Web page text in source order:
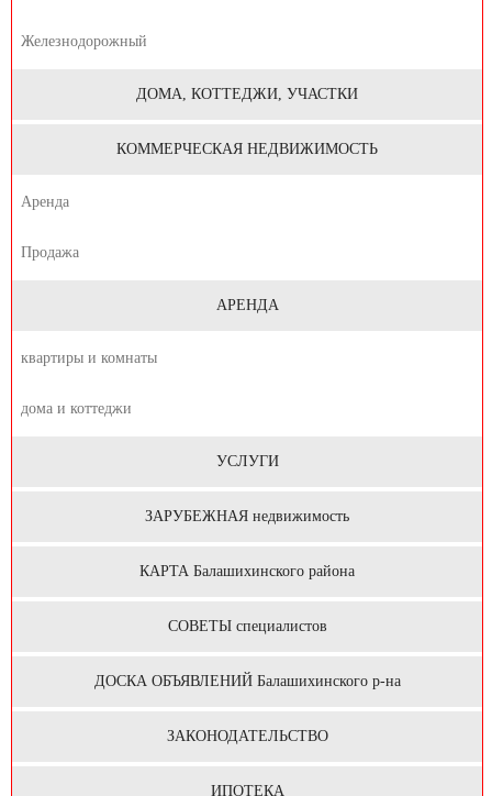
Железнодорожный
ДОМА, КОТТЕДЖИ, УЧАСТКИ
КОММЕРЧЕСКАЯ НЕДВИЖИМОСТЬ
Аренда
Продажа
АРЕНДА
квартиры и комнаты
дома и коттеджи
УСЛУГИ
ЗАРУБЕЖНАЯ недвижимость
КАРТА Балашихинского района
СОВЕТЫ специалистов
ДОСКА ОБЪЯВЛЕНИЙ Балашихинского р-на
ЗАКОНОДАТЕЛЬСТВО
ИПОТЕКА